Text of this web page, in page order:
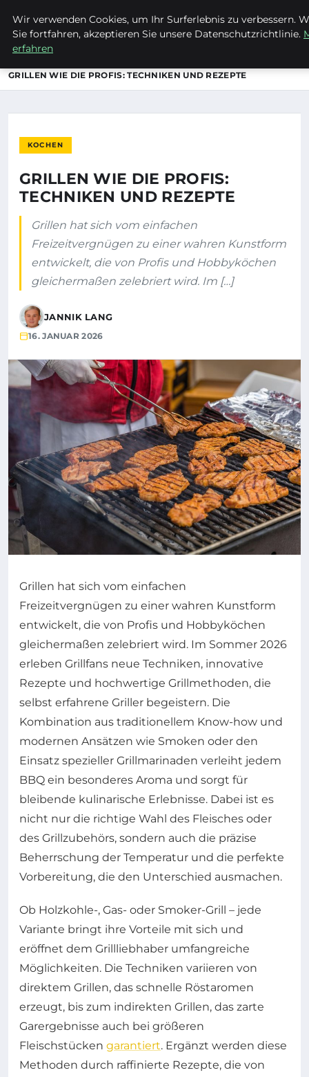
EVET ICH WILL
GRILLEN WIE DIE PROFIS: TECHNIKEN UND REZEPTE
KOCHEN
GRILLEN WIE DIE PROFIS:
TECHNIKEN UND REZEPTE
Grillen hat sich vom einfachen
Freizeitvergnügen zu einer wahren Kunstform
entwickelt, die von Profis und Hobbyköchen
gleichermaßen zelebriert wird. Im […]
JANNIK LANG
16. JANUAR 2026
Grillen hat sich vom einfachen
Freizeitvergnügen zu einer wahren Kunstform
entwickelt, die von Profis und Hobbyköchen
gleichermaßen zelebriert wird. Im Sommer 2026
erleben Grillfans neue Techniken, innovative
Rezepte und hochwertige Grillmethoden, die
selbst erfahrene Griller begeistern. Die
Kombination aus traditionellem Know-how und
modernen Ansätzen wie Smoken oder den
Einsatz spezieller Grillmarinaden verleiht jedem
BBQ ein besonderes Aroma und sorgt für
bleibende kulinarische Erlebnisse. Dabei ist es
nicht nur die richtige Wahl des Fleisches oder
des Grillzubehörs, sondern auch die präzise
Beherrschung der Temperatur und die perfekte
Vorbereitung, die den Unterschied ausmachen.
Ob Holzkohle-, Gas- oder Smoker-Grill – jede
Variante bringt ihre Vorteile mit sich und
eröffnet dem Grillliebhaber umfangreiche
Möglichkeiten. Die Techniken variieren von
direktem Grillen, das schnelle Röstaromen
erzeugt, bis zum indirekten Grillen, das zarte
Garergebnisse auch bei größeren
Fleischstücken garantiert. Ergänzt werden diese
Methoden durch raffinierte Rezepte, die von
Wir verwenden Cookies, um Ihr Surferlebnis zu verbessern.
Sie fortfahren, akzeptieren Sie unsere Datenschutzrichtlinie.
erfahren